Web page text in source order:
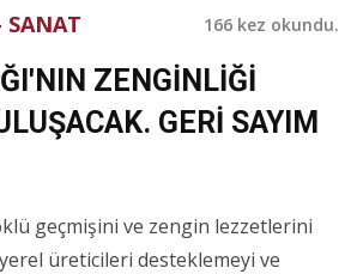
SANAT 166 kez okundu.
ZENGİNLİĞİ
GERİ SAYIM
geçmişini ve zengin lezzetlerini
üreticileri desteklemeyi ve